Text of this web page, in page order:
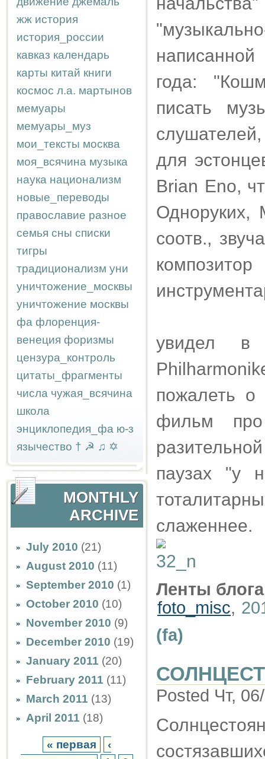
жж история
история_россии
кавказ календарь
карты китай книги
космос л.а. мартынов
мемуары
мемуары_муз
мои_тексты москва
моя_всячина музыка
наука национализм
новые_переводы
православие разное
семья сны списки
тигры
традиционализм уни
уничтожение_москвы
уничтожение москвы
фа флоренция-
венеция форизмы
цензура_контроль
цитаты_фрагменты
числа чужая_всячина
школа
энциклопедия_фа ю-з
язычество † ☭ ♫ ✡
MONTHLY
ARCHIVE
July 2010 (21)
August 2010 (11)
September 2010 (1)
October 2010 (10)
November 2010 (9)
December 2010 (19)
January 2011 (20)
February 2011 (11)
March 2011 (13)
April 2011 (18)
« первая
‹
года:
писать
для
Brian Eno,
Одноруких,
соотв.,
увидел в
пожалеть
фильм
паузах "у
слаженнее.
Ленты
foto_misc,
(fa)
Posted Чт,